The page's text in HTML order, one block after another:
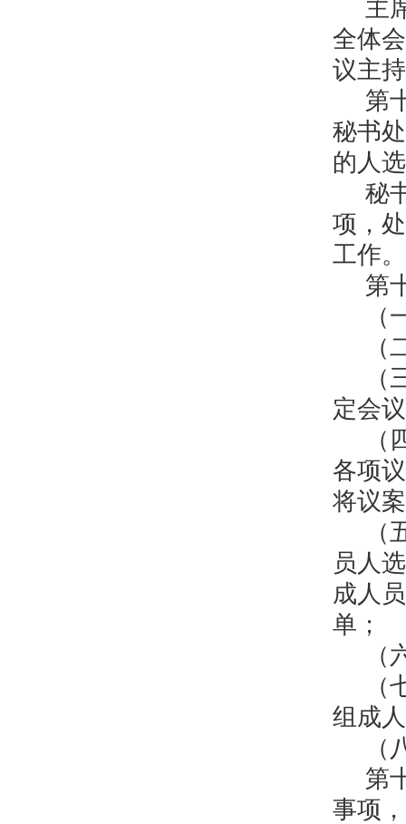
主
全体
议主
第
秘书
的人
秘
项，
工作。
第
定会
各项
将议
员人
成人
单；
组成
第
事项